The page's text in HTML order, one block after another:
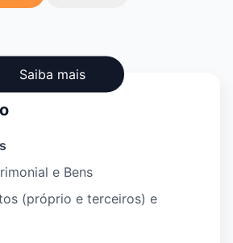
e Bens
(próprio e terceiros) e
Saiba mais